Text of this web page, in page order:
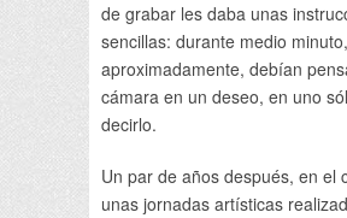
de grabar les daba unas
sencillas: durante medio minuto,
aproximadamente, debían
cámara en un deseo, en uno
decirlo.
Un par de años después, en el
unas jornadas artísticas